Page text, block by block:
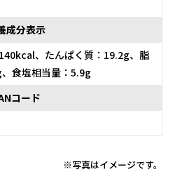
成分表示
、たんぱく質：19.2g、脂
食塩相当量：5.9g
コード
※写真はイメージです。